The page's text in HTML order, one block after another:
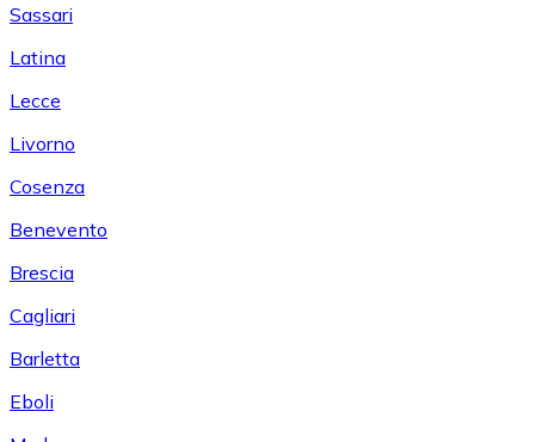
Sassari
Latina
Lecce
Livorno
Cosenza
Benevento
Brescia
Cagliari
Barletta
Eboli